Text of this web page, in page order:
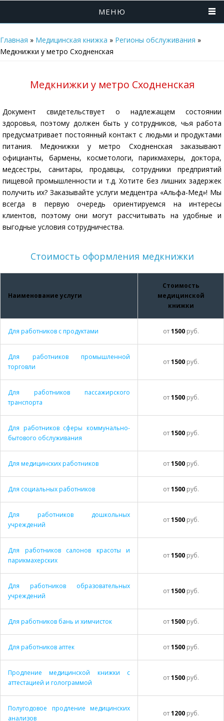
МЕНЮ
Главная » Медицинская книжка » Регионы обслуживания »
Медкнижки у метро Сходненская
Медкнижки у метро Сходненская
Документ свидетельствует о надлежащем состоянии
здоровья, поэтому должен быть у сотрудников, чья работа
предусматривает постоянный контакт с людьми и продуктами
питания. Медкнижки у метро Сходненская заказывают
официанты, бармены, косметологи, парикмахеры, доктора,
медсестры, санитары, продавцы, сотрудники предприятий
пищевой промышленности и т.д. Хотите без лишних задержек
получить их? Заказывайте услуги медцентра «Альфа-Мед»! Мы
всегда в первую очередь ориентируемся на интересы
клиентов, поэтому они могут рассчитывать на удобные и
выгодные условия сотрудничества.
Стоимость оформления медкнижки
Наименование услуги
Стоимость
медицинской
книжки
Для работников с продуктами от1500руб.
Для работников промышленной
торговли
от1500руб.
Для работников пассажирского
транспорта
от1500руб.
Для работников сферы коммунально-
бытового обслуживания
от1500руб.
Для медицинских работников от1500руб.
Для социальных работников от1500руб.
Для работников дошкольных
учреждений
от1500руб.
Для работников салонов красоты и
парикмахерских
от1500руб.
Для работников образовательных
учреждений
от1500руб.
Для работников бань и химчисток от1500руб.
Для работников аптек от1500руб.
Продление медицинской книжки с
аттестацией и голограммой
от1500руб.
Полугодовое продление медицинских
анализов
от1200руб.